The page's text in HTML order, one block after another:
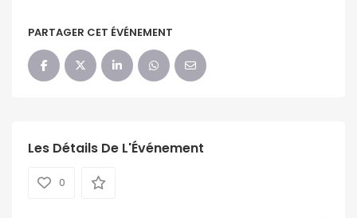
PARTAGER CET ÉVÉNEMENT
Les Détails De L'Événement
0